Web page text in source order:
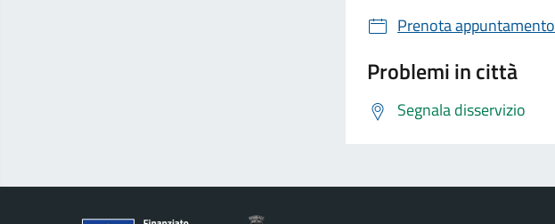
Prenota appuntamento
Problemi in città
Segnala disservizio